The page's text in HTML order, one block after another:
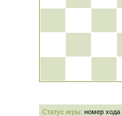
Статус игры: номер хода